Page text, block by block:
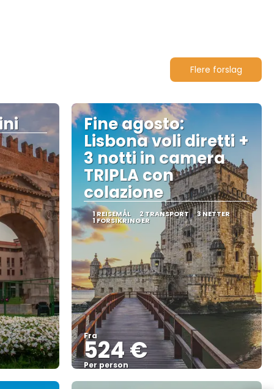
Flere forslag
Fine agosto:
Lisbona voli diretti +
3 notti in camera
TRIPLA con
colazione
1 REISEMÅL 2 TRANSPORT 3 NETTER
1 FORSIKRINGER
Fra
524 €
Per person
Se